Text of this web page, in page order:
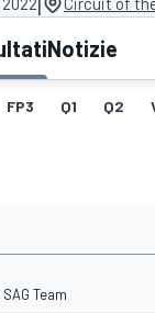
WEC
Notizie
FP3 Q1 Q2
Team